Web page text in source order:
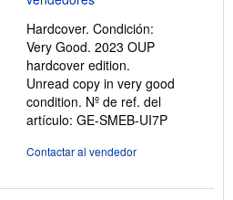
Hardcover. Condición:
Very Good. 2023 OUP
hardcover edition.
Unread copy in very good
condition. Nº de ref. del
artículo: GE-SMEB-UI7P
Contactar al vendedor